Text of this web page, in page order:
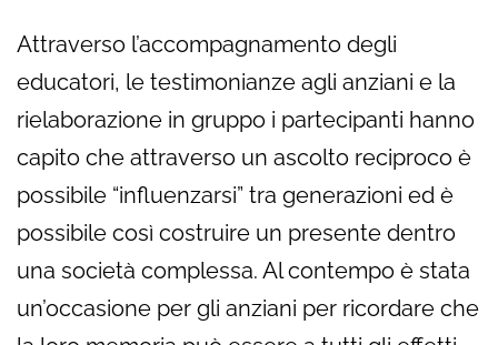
Attraverso l’accompagnamento degli
educatori, le testimonianze agli anziani e la
rielaborazione in gruppo i partecipanti hanno
capito che attraverso un ascolto reciproco è
possibile “influenzarsi” tra generazioni ed è
possibile così costruire un presente dentro
una società complessa. Al contempo è stata
un’occasione per gli anziani per ricordare che